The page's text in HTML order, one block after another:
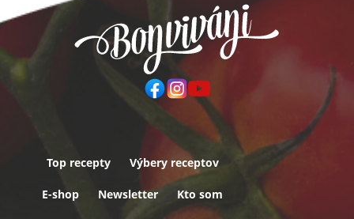
Top recepty Výbery receptov
E-shop Newsletter Kto som